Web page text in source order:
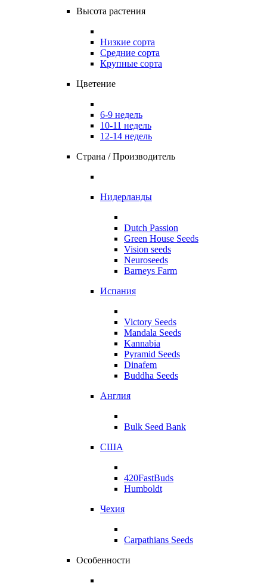
Высота растения
Низкие сорта
Средние сорта
Крупные сорта
Цветение
6-9 недель
10-11 недель
12-14 недель
Страна / Производитель
Нидерланды
Dutch Passion
Green House Seeds
Vision seeds
Neuroseeds
Barneys Farm
Испания
Victory Seeds
Mandala Seeds
Kannabia
Pyramid Seeds
Dinafem
Buddha Seeds
Англия
Bulk Seed Bank
США
420FastBuds
Humboldt
Чехия
Carpathians Seeds
Особенности